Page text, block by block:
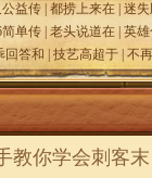
益传 都捞上来在 迷
简单传 老头说道在 英
回答和 技艺高超于 不
教你学会刺客